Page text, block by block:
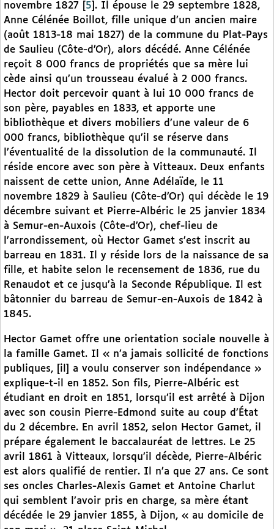
novembre 1827
5 . Il épouse le 29 septembre 1828,
Anne Célénée Boillot, fille unique d’un ancien maire
(août 1813-18 mai 1827) de la commune du Plat-Pays
de Saulieu (Côte-d’Or), alors décédé. Anne Célénée
reçoit 8 000 francs de propriétés que sa mère lui
cède ainsi qu’un trousseau évalué à 2 000 francs.
Hector doit percevoir quant à lui 10 000 francs de
son père, payables en 1833, et apporte une
bibliothèque et divers mobiliers d’une valeur de 6
000 francs, bibliothèque qu’il se réserve dans
l’éventualité de la dissolution de la communauté. Il
réside encore avec son père à Vitteaux. Deux enfants
naissent de cette union, Anne Adélaïde, le 11
novembre 1829 à Saulieu (Côte-d’Or) qui décède le 19
décembre suivant et Pierre-Albéric le 25 janvier 1834
à Semur-en-Auxois (Côte-d’Or), chef-lieu de
l’arrondissement, où Hector Gamet s’est inscrit au
barreau en 1831. Il y réside lors de la naissance de sa
fille, et habite selon le recensement de 1836, rue du
Renaudot et ce jusqu’à la Seconde République. Il est
bâtonnier du barreau de Semur-en-Auxois de 1842 à
1845.
Hector Gamet offre une orientation sociale nouvelle à
la famille Gamet. Il « n’a jamais sollicité de fonctions
publiques, [il] a voulu conserver son indépendance »
explique-t-il en 1852. Son fils, Pierre-Albéric est
étudiant en droit en 1851, lorsqu’il est arrêté à Dijon
avec son cousin Pierre-Edmond suite au coup d’État
du 2 décembre. En avril 1852, selon Hector Gamet, il
prépare également le baccalauréat de lettres. Le 25
avril 1861 à Vitteaux, lorsqu’il décède, Pierre-Albéric
est alors qualifié de rentier. Il n’a que 27 ans. Ce sont
ses oncles Charles-Alexis Gamet et Antoine Charlut
qui semblent l’avoir pris en charge, sa mère étant
décédée le 29 janvier 1855, à Dijon, « au domicile de